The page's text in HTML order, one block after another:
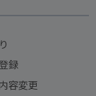
録
容変更